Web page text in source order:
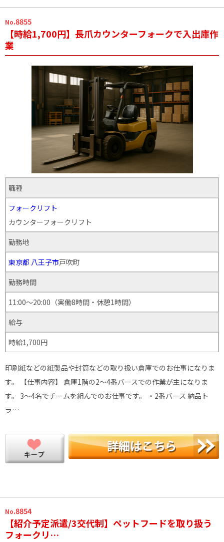
No.8855
【時給1,700円】長爪カウンターフォークで入出庫作
業
職種
フォークリフト
カウンターフォークリフト
勤務地
東京都 八王子市戸吹町
勤務時間
11:00～20:00（実働8時間・休憩1時間）
給与
時給1,700円
印刷紙などの紙製品や封筒などの取り扱い倉庫でのお仕事になりま
す。 【仕事内容】 倉庫1階の2～4番バースでの作業が主になりま
す。 3～4名でチームを組んでのお仕事です。 ・2番バース 納品ト
ラ…
No.8854
【紹介予定派遣/3交代制】ペットフードを取り扱う
フォークリ…